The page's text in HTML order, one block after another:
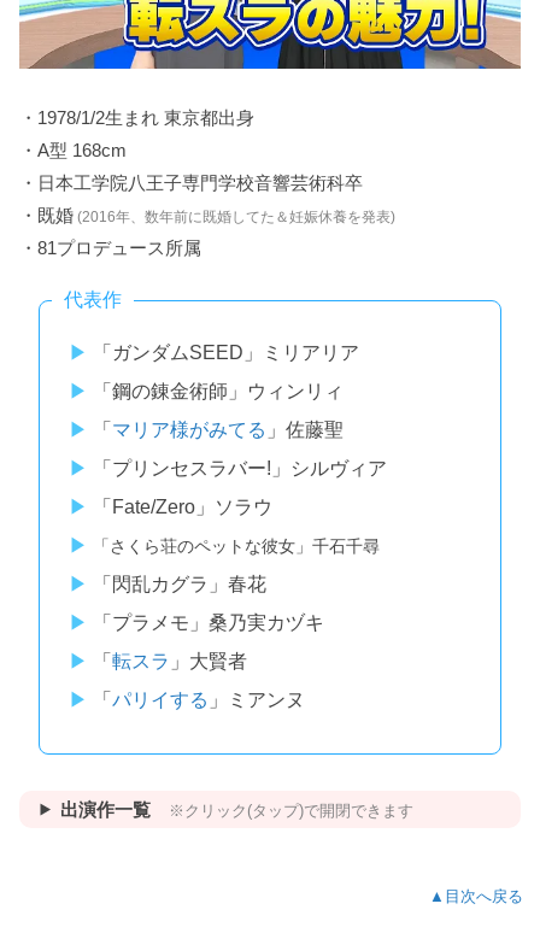
・1978/1/2生まれ 東京都出身
・A型 168cm
・日本工学院八王子専門学校音響芸術科卒
・既婚 (2016年、数年前に既婚してた＆妊娠休養を発表)
・81プロデュース所属
代表作
「ガンダムSEED」ミリアリア
「鋼の錬金術師」ウィンリィ
「 マリア様がみてる 」佐藤聖
「プリンセスラバー!」シルヴィア
「Fate/Zero」ソラウ
「さくら荘のペットな彼女」千石千尋
「閃乱カグラ」春花
「プラメモ」桑乃実カヅキ
「 転スラ 」大賢者
「 パリイする 」ミアンヌ
出演作一覧 ※クリック(タップ)で開閉できます
▲目次へ戻る